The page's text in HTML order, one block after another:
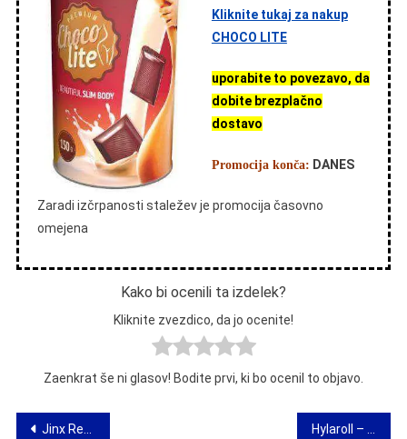
Kliknite tukaj za nakup
CHOCO LITE
uporabite to povezavo, da
dobite brezplačno
dostavo
Promocija konča: DANES
Zaradi izčrpanosti staležev je promocija časovno
omejena
Kako bi ocenili ta izdelek?
Kliknite zvezdico, da jo ocenite!
Zaenkrat še ni glasov! Bodite prvi, ki bo ocenil to objavo.
Navigacija
Jinx Repellent Magic Formula – vzvratna akcijska sveča